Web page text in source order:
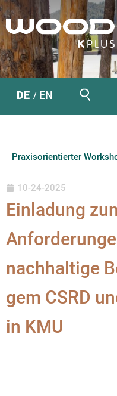
Zum
Inhalt
springen
DE EN
Praxisorientierter
10-24-2025
Einladung
nachhaltige
gem CSRD
in KMU